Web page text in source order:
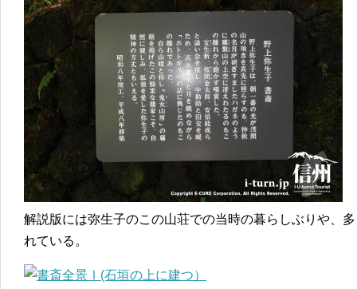
解説版には弥生子のこの山荘での当時の暮らしぶりや、
れている。